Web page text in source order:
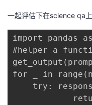
一起评估下在science qa
import pandas
#helper a
for _ in
try: